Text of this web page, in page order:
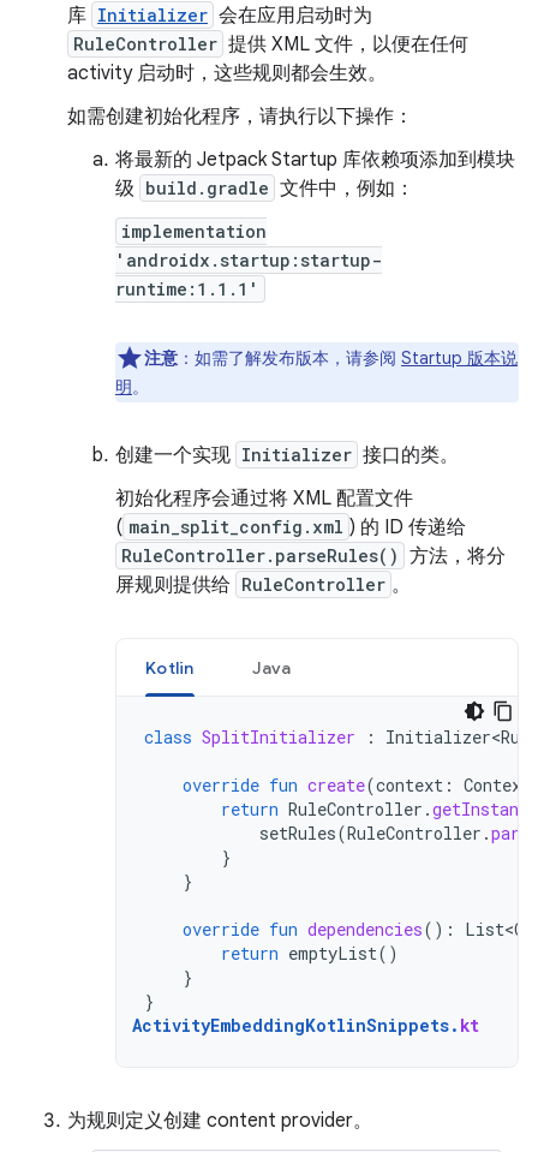
库 Initializer 会在应用启动时为
RuleController 提供 XML 文件，以便在任何
activity 启动时，这些规则都会生效。
如需创建初始化程序，请执行以下操作：
将最新的 Jetpack Startup 库依赖项添加到模块
级 build.gradle 文件中，例如：
implementation
'androidx.startup:startup-
runtime:1.1.1'
注意 ：如需了解发布版本，请参阅 Startup 版本说
明。
创建一个实现 Initializer 接口的类。
初始化程序会通过将 XML 配置文件
( main_split_config.xml ) 的 ID 传递给
RuleController.parseRules() 方法，将分
屏规则提供给 RuleController 。
Kotlin Java
class SplitInitializer :
override fun create(context : Context
return RuleController .getInstance
setRules(RuleController .
}
}
override fun dependencies():
return emptyList()
}
}
ActivityEmbeddingKotlinSnippets. kt
为规则定义创建 content provider。